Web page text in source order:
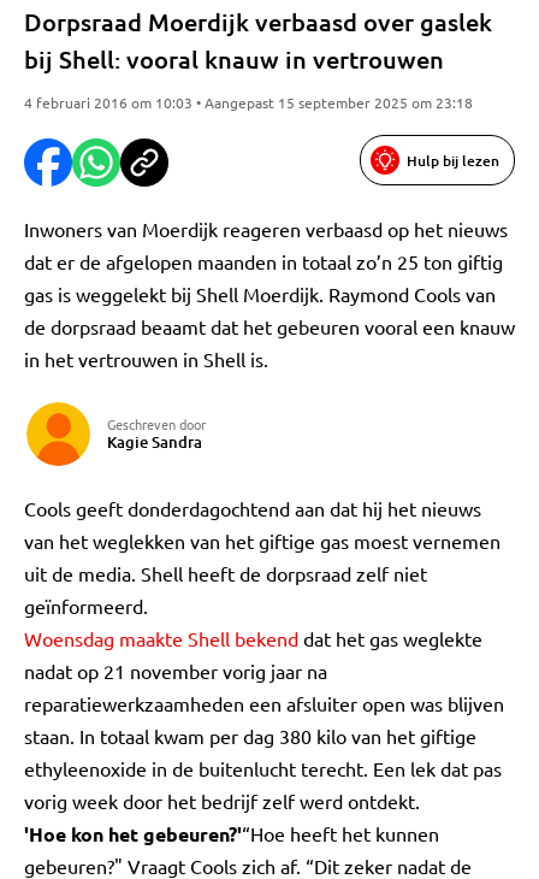
Dorpsraad Moerdijk verbaasd over gaslek
bij Shell: vooral knauw in vertrouwen
4 februari 2016 om 10:03 • Aangepast 15 september 2025 om 23:18
Hulp bij lezen
Inwoners van Moerdijk reageren verbaasd op het nieuws
dat er de afgelopen maanden in totaal zo’n 25 ton giftig
gas is weggelekt bij Shell Moerdijk. Raymond Cools van
de dorpsraad beaamt dat het gebeuren vooral een knauw
in het vertrouwen in Shell is.
Geschreven door
Kagie Sandra
Cools geeft donderdagochtend aan dat hij het nieuws
van het weglekken van het giftige gas moest vernemen
uit de media. Shell heeft de dorpsraad zelf niet
geïnformeerd.
Woensdag maakte Shell bekend dat het gas weglekte
nadat op 21 november vorig jaar na
reparatiewerkzaamheden een afsluiter open was blijven
staan. In totaal kwam per dag 380 kilo van het giftige
ethyleenoxide in de buitenlucht terecht. Een lek dat pas
vorig week door het bedrijf zelf werd ontdekt.
'Hoe kon het gebeuren?'“Hoe heeft het kunnen
gebeuren?" Vraagt Cools zich af. “Dit zeker nadat de